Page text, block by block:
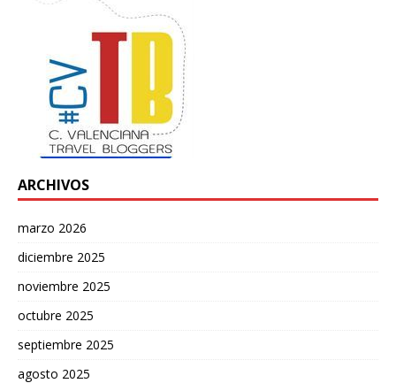
ARCHIVOS
marzo 2026
diciembre 2025
noviembre 2025
octubre 2025
septiembre 2025
agosto 2025